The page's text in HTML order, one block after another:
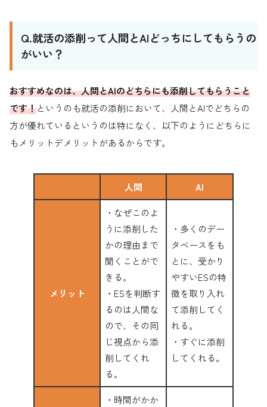
Q.就活の添削って人間とAIどっちにしてもらうの
がいい？
おすすめなのは、人間とAIのどちらにも添削してもらうこと
です！というのも就活の添削において、人間とAIでどちらの
方が優れているというのは特になく、以下のようにどちらに
もメリットデメリットがあるからです。
人間 AI
メリット
・なぜこのよ
うに添削した
かの理由まで
聞くことがで
きる。
・ESを判断す
るのは人間な
ので、その同
じ視点から添
削してくれ
る。
・多くのデー
タベースをも
とに、受かり
やすいESの特
徴を取り入れ
て添削してく
れる。
・すぐに添削
してくれる。
・時間がかか